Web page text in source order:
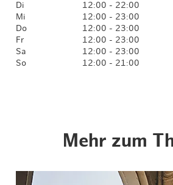
Di
12:00 - 22:00
Mi
12:00 - 23:00
Do
12:00 - 23:00
Fr
12:00 - 23:00
Sa
12:00 - 23:00
So
12:00 - 21:00
Mehr zum